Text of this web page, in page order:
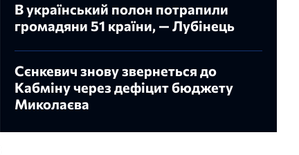
В український полон потрапили
громадяни 51 країни, — Лубінець
Сєнкевич знову звернеться до
Кабміну через дефіцит бюджету
Миколаєва